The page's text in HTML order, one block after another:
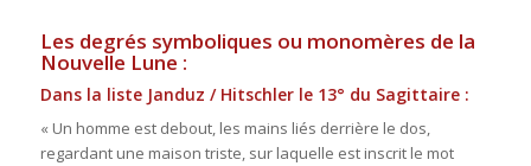
Les degrés symboliques ou monomères de la
Nouvelle Lune :
Dans la liste Janduz / Hitschler le 13° du Sagittaire :
« Un homme est debout, les mains liés derrière le dos,
regardant une maison triste, sur laquelle est inscrit le mot